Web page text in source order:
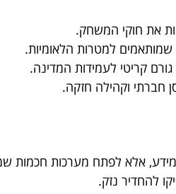
את חוקי המשחק.
שמותאמים למטרות הלאומיות.
קריטי לעמידות המדינה.
חברתי וקהילה חזקה.
אלא לפתח מערכות חכמות
להחדיר נזק.